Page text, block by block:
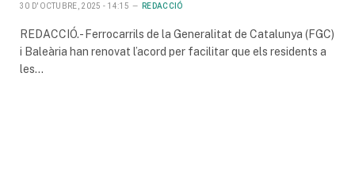
30 D'OCTUBRE, 2025 - 14:15 REDACCIÓ
REDACCIÓ.- Ferrocarrils de la Generalitat de Catalunya (FGC)
i Baleària han renovat l’acord per facilitar que els residents a
les…